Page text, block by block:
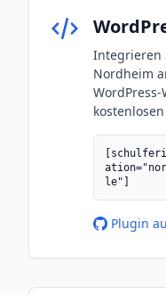
Integrieren
Nordheim
le"]
Plugin